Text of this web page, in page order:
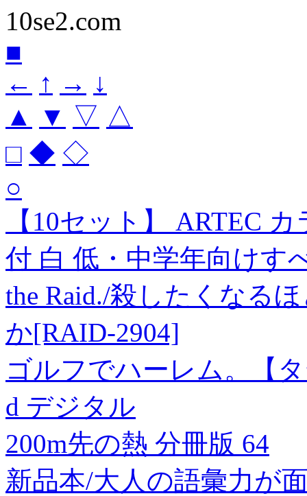
10se2.com
■
← ↑ → ↓
▲
▼ ▽ △
□ ◆ ◇
○
【10セット】 ARTEC
付 白 低・中学年向けす
the Raid./殺したくなる
か[RAID-2904]
ゴルフでハーレム。【
d デジタル
200m先の熱 分冊版 64
新品本/大人の語彙力が